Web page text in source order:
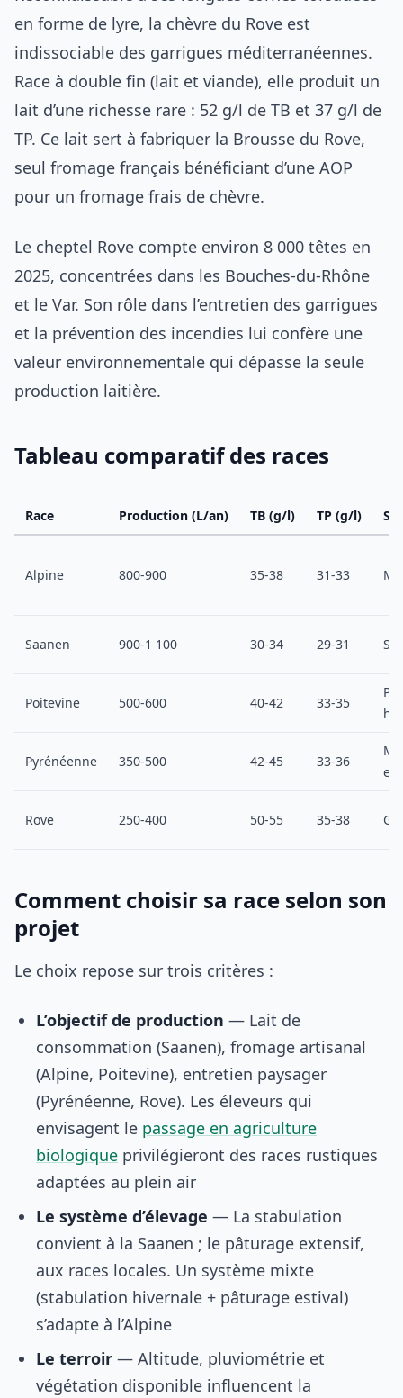
en forme de lyre, la chèvre du Rove est
indissociable des garrigues méditerranéennes.
Race à double fin (lait et viande), elle produit un
lait d’une richesse rare : 52 g/l de TB et 37 g/l de
TP. Ce lait sert à fabriquer la Brousse du Rove,
seul fromage français bénéficiant d’une AOP
pour un fromage frais de chèvre.
Le cheptel Rove compte environ 8 000 têtes en
2025, concentrées dans les Bouches-du-Rhône
et le Var. Son rôle dans l’entretien des garrigues
et la prévention des incendies lui confère une
valeur environnementale qui dépasse la seule
production laitière.
Tableau comparatif des races
Race Production (L/an) TB (g/l) TP (g/l)
Alpine 800-900 35-38 31-33
Saanen 900-1 100 30-34 29-31
Poitevine 500-600 40-42 33-35
Pyrénéenne 350-500 42-45 33-36
Rove 250-400 50-55 35-38
Comment choisir sa race selon son
projet
Le choix repose sur trois critères :
L’objectif de production — Lait de
consommation (Saanen), fromage artisanal
(Alpine, Poitevine), entretien paysager
(Pyrénéenne, Rove). Les éleveurs qui
envisagent le passage en agriculture
biologique privilégieront des races rustiques
adaptées au plein air
Le système d’élevage — La stabulation
convient à la Saanen ; le pâturage extensif,
aux races locales. Un système mixte
(stabulation hivernale + pâturage estival)
s’adapte à l’Alpine
Le terroir — Altitude, pluviométrie et
végétation disponible influencent la